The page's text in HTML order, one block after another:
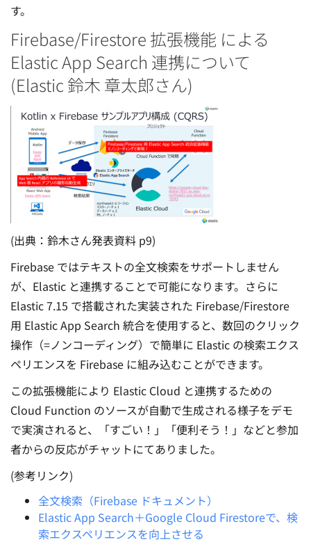
す。
Firebase/Firestore 拡張機能 による
Elastic App Search 連携について
(Elastic 鈴木 章太郎さん)
(出典：鈴木さん発表資料 p9)
Firebase ではテキストの全文検索をサポートしません
が、Elastic と連携することで可能になります。さらに
Elastic 7.15 で搭載された実装された Firebase/Firestore
用 Elastic App Search 統合を使用すると、数回のクリック
操作（=ノンコーディング）で簡単に Elastic の検索エクス
ペリエンスを Firebase に組み込むことができます。
この拡張機能により Elastic Cloud と連携するための
Cloud Function のソースが自動で生成される様子をデモ
で実演されると、
「すごい！」「便利そう！」などと参加
者からの反応がチャットにてありました。
(参考リンク)
全文検索（Firebase ドキュメント）
Elastic App Search＋Google Cloud Firestoreで、検
索エクスペリエンスを向上させる